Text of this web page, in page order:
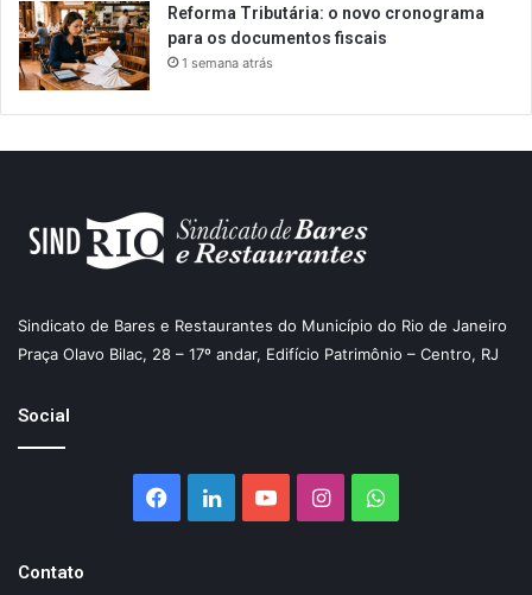
Reforma Tributária: o novo cronograma
para os documentos fiscais
1 semana atrás
Sindicato de Bares e Restaurantes do Município do Rio de Janeiro
Praça Olavo Bilac, 28 – 17º andar, Edifício Patrimônio – Centro, RJ
Social
Facebook
LinkedinYouTubeInstagramWhatsApp
Contato